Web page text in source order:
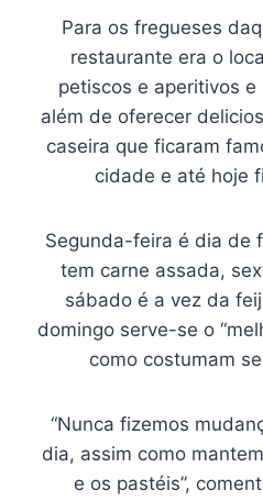
Para os fregueses
restaurante era o
petiscos e aperitivos
além de oferecer
caseira que ficaram
cidade e até hoje
Segunda-feira é dia de
tem carne assada,
sábado é a vez da
domingo serve-se o
como costumam
“Nunca fizemos
dia, assim como
e os pastéis”,